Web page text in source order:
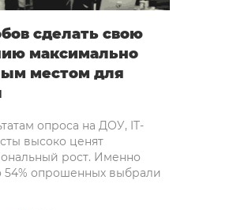
сделать свою
максимально
местом для
опроса на ДОУ, IT-
высоко ценят
рост. Именно
54% опрошенных выбрали